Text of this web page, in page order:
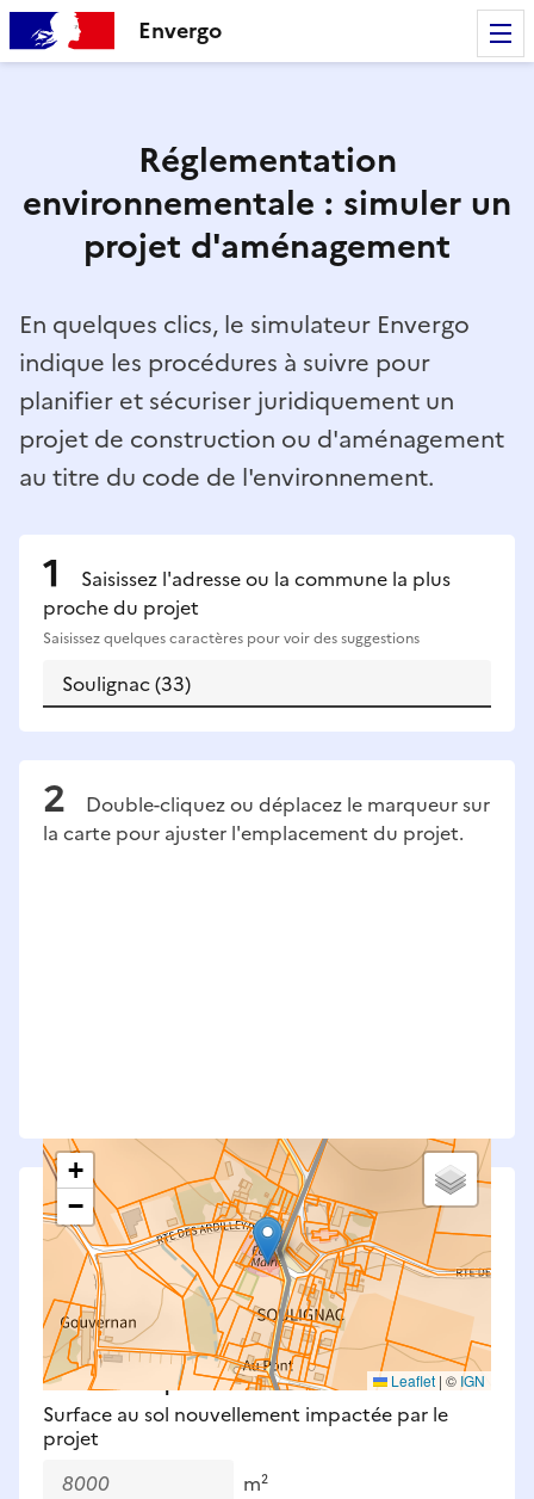
Envergo
Réglementation
environnementale : simuler un
projet d'aménagement
En quelques clics, le simulateur Envergo
indique les procédures à suivre pour
planifier et sécuriser juridiquement un
projet de construction ou d'aménagement
au titre du code de l'environnement.
Saisissez l'adresse ou la commune la plus
proche du projet
Saisissez quelques caractères pour voir des suggestions
Double-cliquez ou déplacez le marqueur sur
la carte pour ajuster l'emplacement du projet.
+
−
Leaflet | © IGN
Saisissez les surfaces aménagées par le projet
Surfaces à prendre en compte : bâti, voirie,
espaces verts, remblais et bassins — impacts
définitifs et temporaires (travaux).
Nouveaux impacts
Surface au sol nouvellement impactée par le
projet
m²